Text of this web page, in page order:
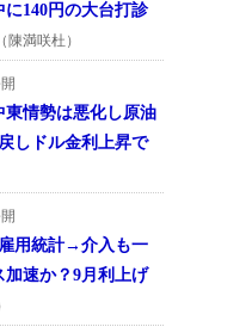
140円の大台打診
（陳満咲杜）
東情勢は悪化し原油
しドル金利上昇で
雇用統計→介入も一
速か？9月利上げ